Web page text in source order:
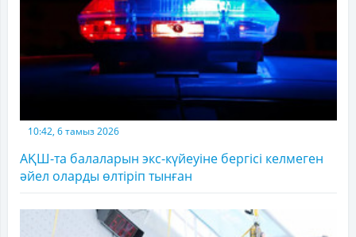
10:42, 6 тамыз 2026
АҚШ-та балаларын экс-күйеуіне бергісі келмеген
әйел оларды өлтіріп тынған